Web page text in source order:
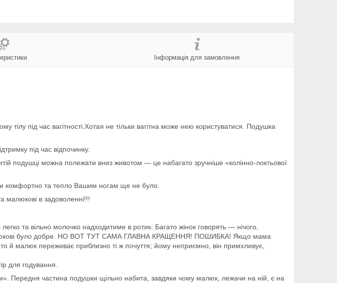
Інформація для замовлення
під час вагітності.Хотая не тільки вагітна може нею користуватися. Подушка
під час відпочинку.
подушці можна полежати вниз животом — це набагато зручніше «колінно-локтьової
комфортно та тепло Вашим ногам ще не було.
малюкові в задоволенні!!!
та вільно молочко надходитиме в ротик. Багато жінок говорять — нічого,
було добре. НО ВОТ ТУТ САМА ГЛАВНА КРАЩЕННЯ! ПОШИБКА! Якщо мама
й малюк переживає приблизно ті ж почуття; йому неприємно, він примхливує,
для годування.
Передня частина подушки щільно набита, завдяки чому малюк, лежачи на ній, є на